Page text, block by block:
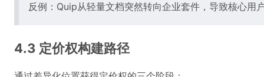
反例：Quip从轻量文档突然转向企业套件，导致核心用
4.3 定价权构建路径